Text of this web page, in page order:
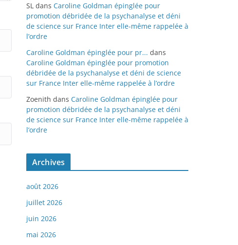
SL dans Caroline Goldman épinglée pour
promotion débridée de la psychanalyse et déni
de science sur France Inter elle-même rappelée à
l’ordre
Caroline Goldman épinglée pour pr... dans
Caroline Goldman épinglée pour promotion
débridée de la psychanalyse et déni de science
sur France Inter elle-même rappelée à l’ordre
Zoenith dans Caroline Goldman épinglée pour
promotion débridée de la psychanalyse et déni
de science sur France Inter elle-même rappelée à
l’ordre
Archives
août 2026
juillet 2026
juin 2026
mai 2026